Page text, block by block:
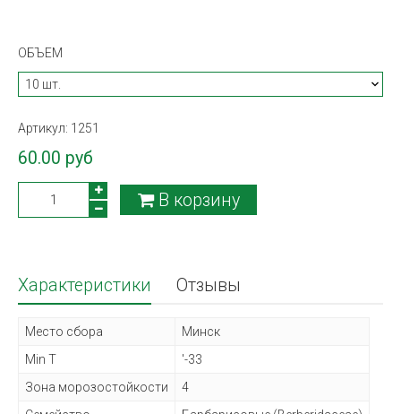
ОБЪЕМ
Артикул: 1251
60.00 руб
В корзину
Характеристики Отзывы
Место сбора
Минск
Min T
'-33
Зона морозостойкости
4